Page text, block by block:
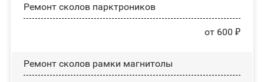
Ремонт сколов парктроников
от 600 ₽
Ремонт сколов рамки магнитолы